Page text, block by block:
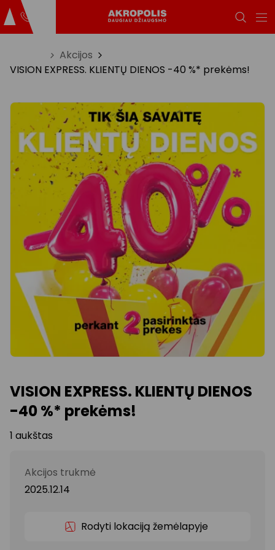
Akcijos
VISION EXPRESS. KLIENTŲ DIENOS -40 %* prekėms!
VISION EXPRESS. KLIENTŲ DIENOS
-40 %* prekėms!
1 aukštas
Akcijos trukmė
2025.12.14
Rodyti lokaciją žemėlapyje